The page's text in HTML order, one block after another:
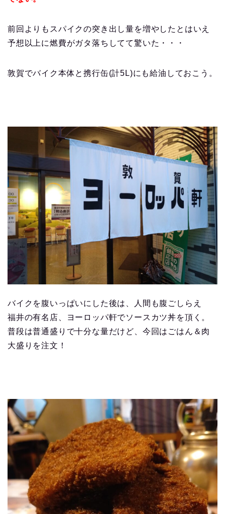
前回よりもスパイクの突き出し量を増やしたとはいえ
予想以上に燃費がガタ落ちしてて驚いた・・・
敦賀でバイク本体と携行缶(計5L)にも給油しておこう。
バイクを腹いっぱいにした後は、人間も腹ごしらえ
福井の有名店、ヨーロッパ軒でソースカツ丼を頂く。
普段は普通盛りで十分な量だけど、今回はごはん＆肉
大盛りを注文！